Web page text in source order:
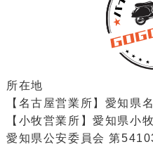
所在地
【名古屋営業所】愛知県
【小牧営業所】愛知県小
愛知県公安委員会 第